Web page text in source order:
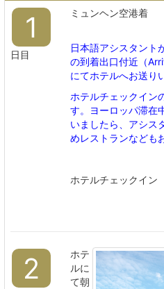
1
日目
ミュンヘン空港着
日本語アシスタント
の到着出口付近（
にてホテルへお送り
ホテルチェックイン
す。ヨーロッパ滞在
いましたら、アシス
めレストランなども
ホテルチェックイン
2
ホテ
ルに
て朝